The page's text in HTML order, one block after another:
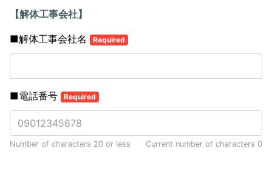
【解体工事会社】
■解体工事会社名 Required
■電話番号 Required
Number of characters 20 or less Current number of characters 0